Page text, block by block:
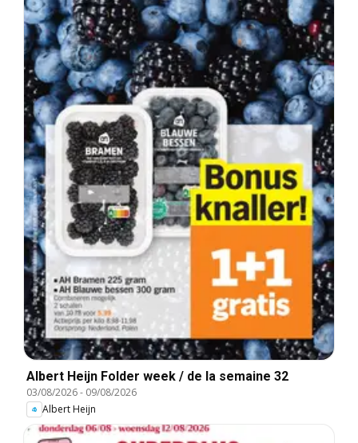
Albert Heijn Folder week / de la semaine 32
03/08/2026- 09/08/2026
Albert Heijn